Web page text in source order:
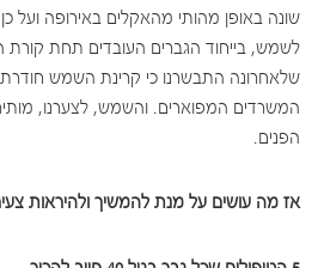
שונה באופן מהותי מהאקלים באירופה ועל
לשמש, בייחוד הגברים העובדים תחת קורת
שלאחרונה התבשרנו כי קרינת השמש חודרת
המשרדים המפוארים. והשמש, לצערנו,
הפנים.
אז מה עושים על מנת להמשיך ולהיראות